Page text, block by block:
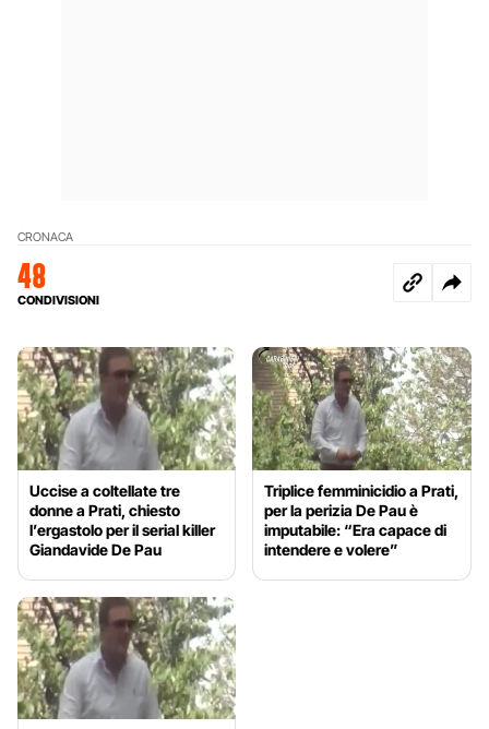
CRONACA
48
CONDIVISIONI
Uccise a coltellate tre
donne a Prati, chiesto
l’ergastolo per il serial killer
Giandavide De Pau
Triplice femminicidio a Prati,
per la perizia De Pau è
imputabile: “Era capace di
intendere e volere”